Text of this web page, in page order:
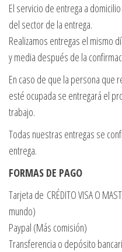
El servicio de entrega a
del sector de la entrega.
Realizamos entregas el mismo
y media después de la
En caso de que la persona que
esté ocupada se entregará el
trabajo.
Todas nuestras entregas se
entrega.
FORMAS DE PAGO
Tarjeta de CRÉDITO VISA O
mundo)
Paypal (Más comisión)
Transferencia o depósito